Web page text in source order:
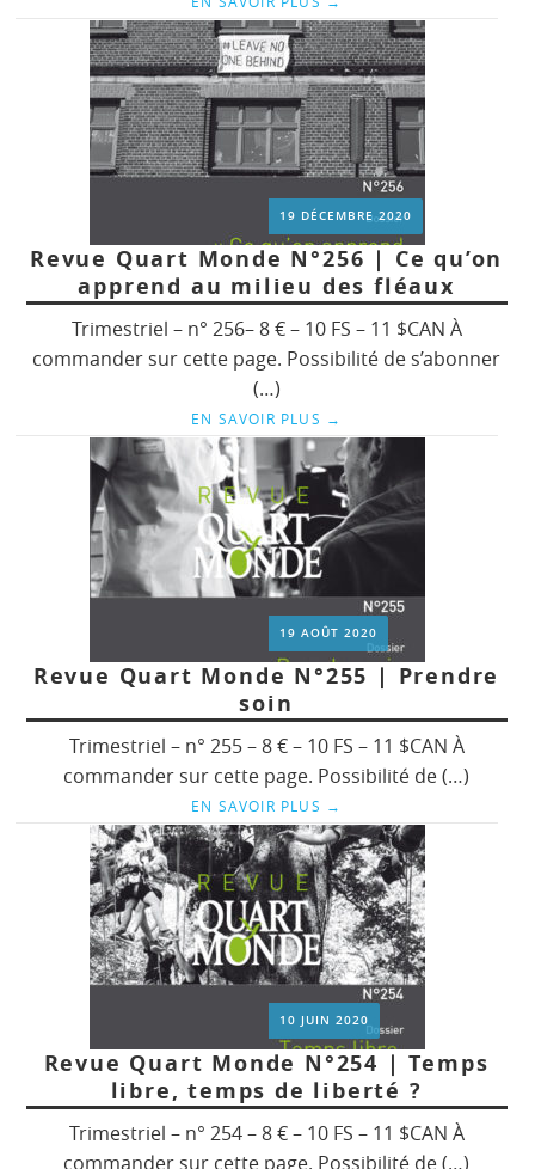
19 DÉCEMBRE 2020
Revue Quart Monde N°256 | Ce qu’on
apprend au milieu des fléaux
Trimestriel – n° 256– 8 € – 10 FS – 11 $CAN À
commander sur cette page. Possibilité de s’abonner
(…)
EN SAVOIR PLUS →
19 AOÛT 2020
Revue Quart Monde N°255 | Prendre
soin
Trimestriel – n° 255 – 8 € – 10 FS – 11 $CAN À
commander sur cette page. Possibilité de (…)
EN SAVOIR PLUS →
10 JUIN 2020
Revue Quart Monde N°254 | Temps
libre, temps de liberté ?
Trimestriel – n° 254 – 8 € – 10 FS – 11 $CAN À
commander sur cette page. Possibilité de (…)